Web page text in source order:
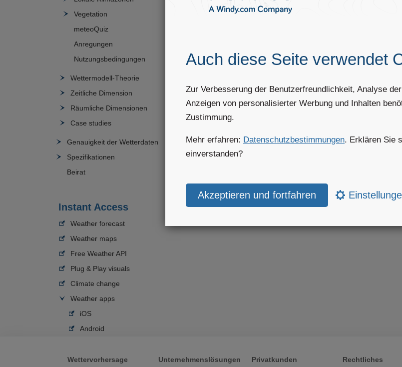
Auch diese Seite verwendet
Zur Verbesserung der Benutzerfreundlichkeit, Analyse
Anzeigen von personalisierter Werbung und Inhalten
Zustimmung.
Mehr erfahren: Datenschutzbestimmungen. Erklären Sie
einverstanden?
Vegetation
meteoQuiz
Anregungen
Nutzungsbedingungen
Wettermodell-Theorie
Zeitliche Dimension
Räumliche Dimensionen
Case studies
Genauigkeit der Wetterdaten
Spezifikationen
Beirat
Instant Access
Weather forecast
Weather maps
Free Weather API
Plug & Play visuals
Climate change
Weather apps
iOS
Android
Polarlichter über Norwegen
Wettervorhersage Unternehmenslösungen Privatkunden Rechtliches